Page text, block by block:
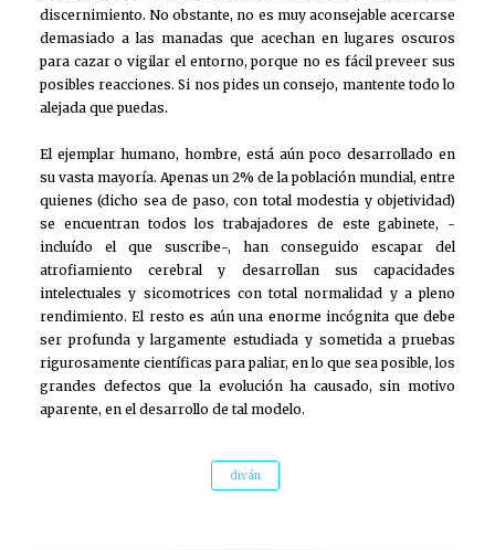
discernimiento. No obstante, no es muy aconsejable acercarse
demasiado a las manadas que acechan en lugares oscuros
para cazar o vigilar el entorno, porque no es fácil preveer sus
posibles reacciones. Si nos pides un consejo, mantente todo lo
alejada que puedas.
El ejemplar humano, hombre, está aún poco desarrollado en
su vasta mayoría. Apenas un 2% de la población mundial, entre
quienes (dicho sea de paso, con total modestia y objetividad)
se encuentran todos los trabajadores de este gabinete, -
incluído el que suscribe-, han conseguido escapar del
atrofiamiento cerebral y desarrollan sus capacidades
intelectuales y sicomotrices con total normalidad y a pleno
rendimiento. El resto es aún una enorme incógnita que debe
ser profunda y largamente estudiada y sometida a pruebas
rigurosamente científicas para paliar, en lo que sea posible, los
grandes defectos que la evolución ha causado, sin motivo
aparente, en el desarrollo de tal modelo.
diván